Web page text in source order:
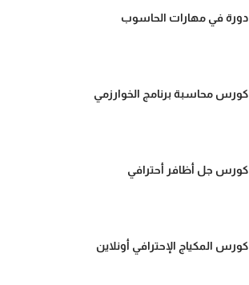
دورة في مهارات الحاسوب
كورس محاسبة برنامج الخوارزمي
كورس جل أظافر أحترافي
كورس المكياج الإحترافي أونلاين